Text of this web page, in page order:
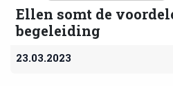
Ellen somt de
begeleiding
23.03.2023